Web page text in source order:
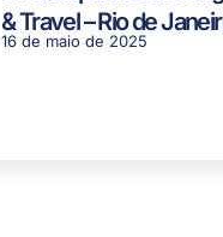
& Travel – Rio de
16 de maio de 2025